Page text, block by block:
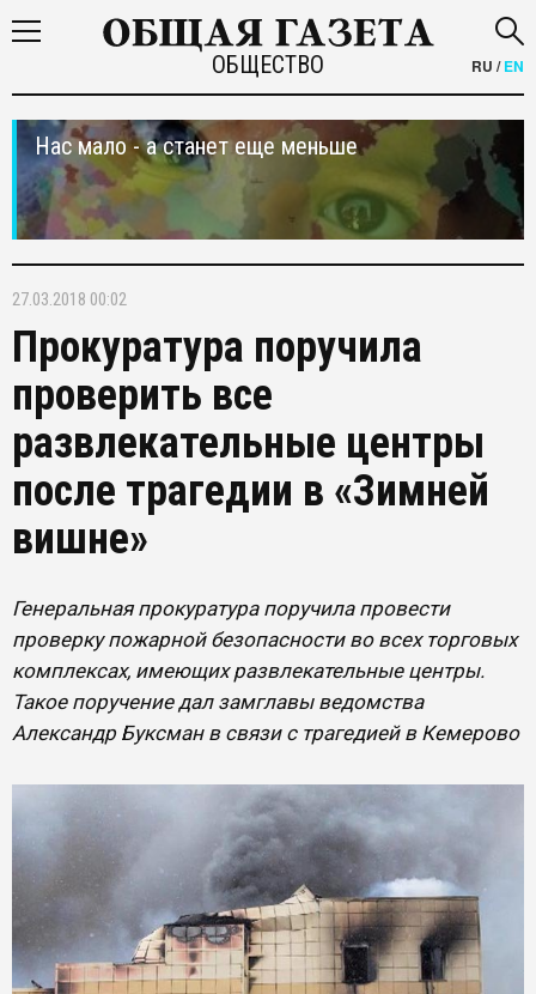
ОБЩЕСТВО RU /EN
Нас мало - а станет еще меньше
27.03.2018 00:02
Прокуратура поручила
проверить все
развлекательные центры
после трагедии в «Зимней
вишне»
Генеральная прокуратура поручила провести
проверку пожарной безопасности во всех торговых
комплексах, имеющих развлекательные центры.
Такое поручение дал замглавы ведомства
Александр Буксман в связи с трагедией в Кемерово